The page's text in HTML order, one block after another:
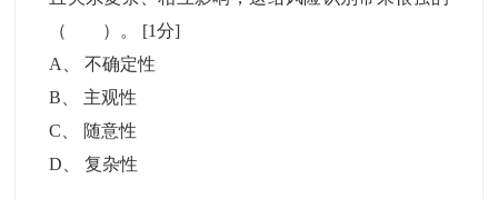
（ ）。 [1分]
A
、不确定性
B
主观性
C
随意性
D 、复杂性